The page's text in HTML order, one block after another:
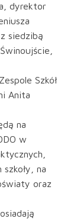
dyrektor
siedzibą
Szkół
Anita
na
w
na
oraz